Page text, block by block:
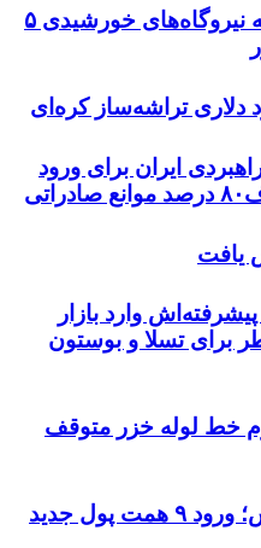
تجهیز ۱۲ هزار مدرسه به نیروگاه‌های خورشیدی ۵
ایران برای ورود
یافت
وارد بازار
تسلا و بوستون
خط لوله خزر متوقف
پول جدید